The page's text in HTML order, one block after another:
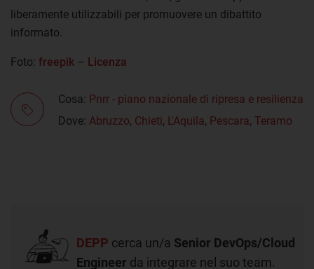
liberamente utilizzabili per promuovere un dibattito
informato.
Foto: freepik – Licenza
Cosa: Pnrr - piano nazionale di ripresa e resilienza
Dove: Abruzzo, Chieti, L'Aquila, Pescara, Teramo
DEPP cerca un/a Senior DevOps/Cloud
Engineer da integrare nel suo team.